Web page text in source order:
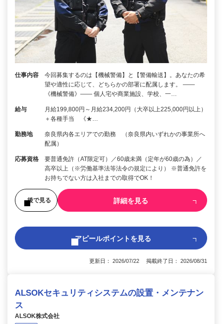
仕事内容
今回募集するのは【機械警備】と【警備輸送】。あなたの希
望や適性に応じて、どちらかの部署に配属します。 ――
《機械警備》―― 個人宅や商業施設、学校、一…
給与
月給199,800円～月給234,200円（大卒以上225,000円以上）
＋各種手当 《★…
勤務地
奈良県内各エリアでの勤務 （奈良県内いずれかの事業所へ
配属）
応募資格
要普通免許（AT限定可）／60歳未満（定年が60歳の為）／
高卒以上（※労働基準法等法令の規定により） ※普通免許を
お持ちでない方は入社までの取得でOK！
後で見る 詳細を見る
アピールポイントを見る
更新日： 2026/07/22 掲載終了日： 2026/08/31
ALSOKセキュリティシステムの設置・メンテナン
ス
ALSOK株式会社